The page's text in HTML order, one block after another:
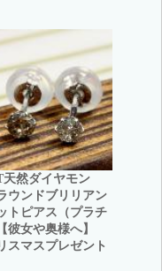
天然ダイヤモン
ウンドブリリアン
トピアス（プラチ
彼女や奥様へ】
スマスプレゼント